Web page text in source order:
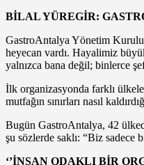
BİLAL YÜREGİR:
GastroAntalya Yönetim Kurulu
heyecan vardı. Hayalimiz
yalnızca bana değil; binlerce
İlk organizasyonda farklı
mutfağın sınırları nasıl
Bugün GastroAntalya, 42
şu sözlerde saklı: “Biz sadece
‘’İNSAN ODAKLI BİR